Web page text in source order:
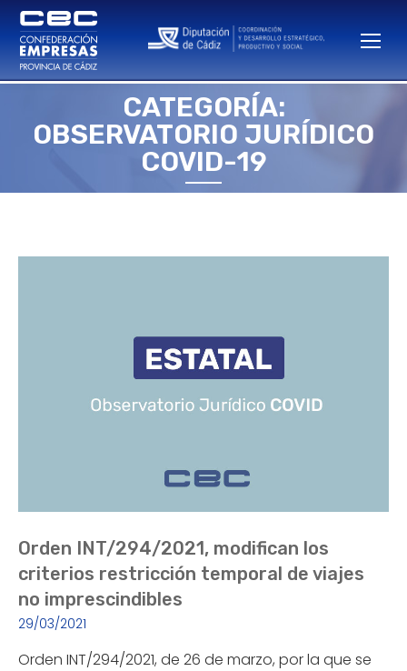
CATEGORÍA:
OBSERVATORIO JURÍDICO
COVID-19
Estás aquí:
Orden INT/294/2021, modifican los
criterios restricción temporal de viajes
no imprescindibles
29/03/2021
Orden INT/294/2021, de 26 de marzo, por la que se